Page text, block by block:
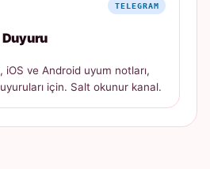
TELEGRAM
Duyuru
iOS ve Android uyum notları,
için. Salt okunur kanal.